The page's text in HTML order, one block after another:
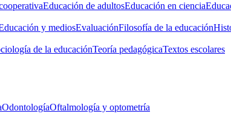
Educación de adultosEducación en ciencia
y mediosEvaluaciónFilosofía de la educación
de la educaciónTeoría pedagógicaTextos escolares
OdontologíaOftalmología y optometría